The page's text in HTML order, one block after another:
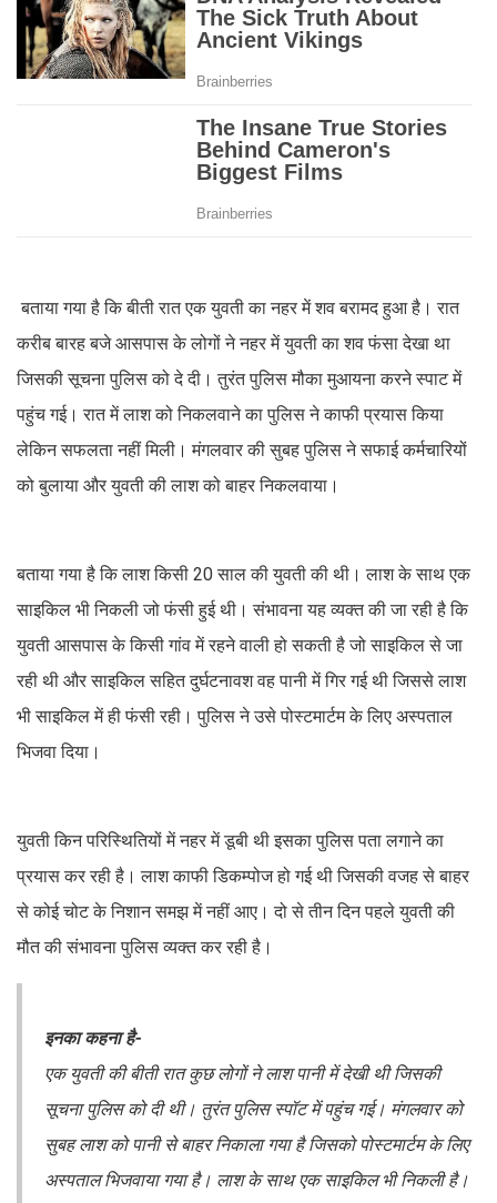
बताया गया है कि बीती रात एक युवती का नहर में शव बरामद हुआ है। रात
करीब बारह बजे आसपास के लोगों ने नहर में युवती का शव फंसा देखा था
जिसकी सूचना पुलिस को दे दी। तुरंत पुलिस मौका मुआयना करने स्पाट में
पहुंच गई। रात में लाश को निकलवाने का पुलिस ने काफी प्रयास किया
लेकिन सफलता नहीं मिली। मंगलवार की सुबह पुलिस ने सफाई कर्मचारियों
को बुलाया और युवती की लाश को बाहर निकलवाया।
बताया गया है कि लाश किसी 20 साल की युवती की थी। लाश के साथ एक
साइकिल भी निकली जो फंसी हुई थी। संभावना यह व्यक्त की जा रही है कि
युवती आसपास के किसी गांव में रहने वाली हो सकती है जो साइकिल से जा
रही थी और साइकिल सहित दुर्घटनावश वह पानी में गिर गई थी जिससे लाश
भी साइकिल में ही फंसी रही। पुलिस ने उसे पोस्टमार्टम के लिए अस्पताल
भिजवा दिया।
युवती किन परिस्थितियों में नहर में डूबी थी इसका पुलिस पता लगाने का
प्रयास कर रही है। लाश काफी डिकम्पोज हो गई थी जिसकी वजह से बाहर
से कोई चोट के निशान समझ में नहीं आए। दो से तीन दिन पहले युवती की
मौत की संभावना पुलिस व्यक्त कर रही है।
इनका कहना है-
एक युवती की बीती रात कुछ लोगों ने लाश पानी में देखी थी जिसकी
सूचना पुलिस को दी थी। तुरंत पुलिस स्पॉट में पहुंच गई। मंगलवार को
सुबह लाश को पानी से बाहर निकाला गया है जिसको पोस्टमार्टम के लिए
अस्पताल भिजवाया गया है। लाश के साथ एक साइकिल भी निकली है।